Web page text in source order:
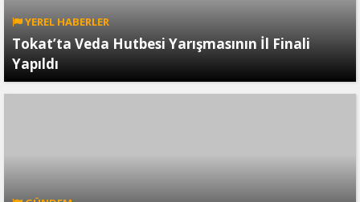
YEREL HABERLER
Tokat’ta Veda Hutbesi Yarışmasının İl Finali
Yapıldı